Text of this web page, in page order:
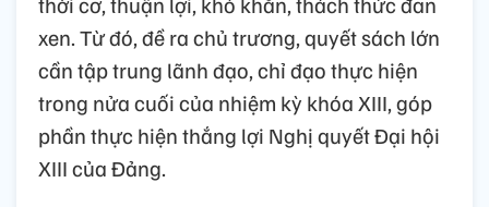
xen. Từ đó, đề ra chủ trương, quyết sách lớn
cần tập trung lãnh đạo, chỉ đạo thực hiện
trong nửa cuối của nhiệm kỳ khóa XIII, góp
phần thực hiện thắng lợi Nghị quyết Đại hội
XIII của Đảng.